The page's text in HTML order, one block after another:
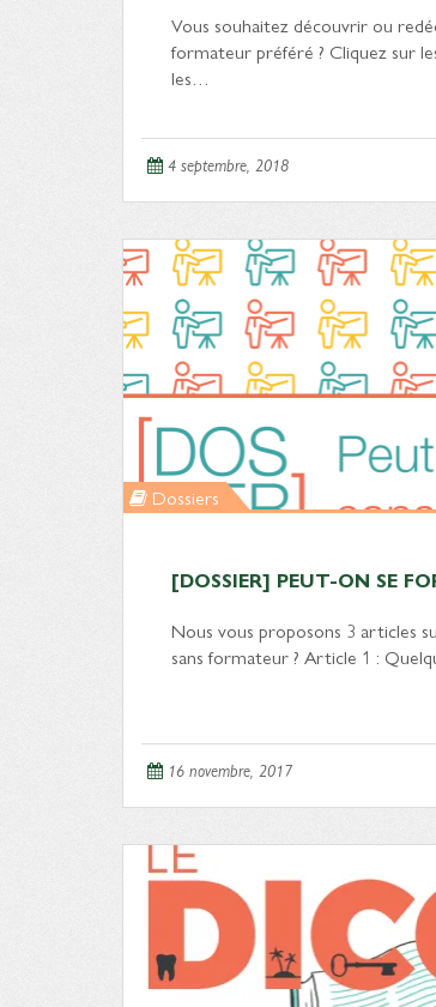
Vous souhaitez découvrir ou
formateur préféré ? Cliquez sur
les…
4 septembre, 2018
Dossiers
[DOSSIER] PEUT-ON SE
Nous vous proposons 3 articles
sans formateur ? Article 1 :
16 novembre, 2017